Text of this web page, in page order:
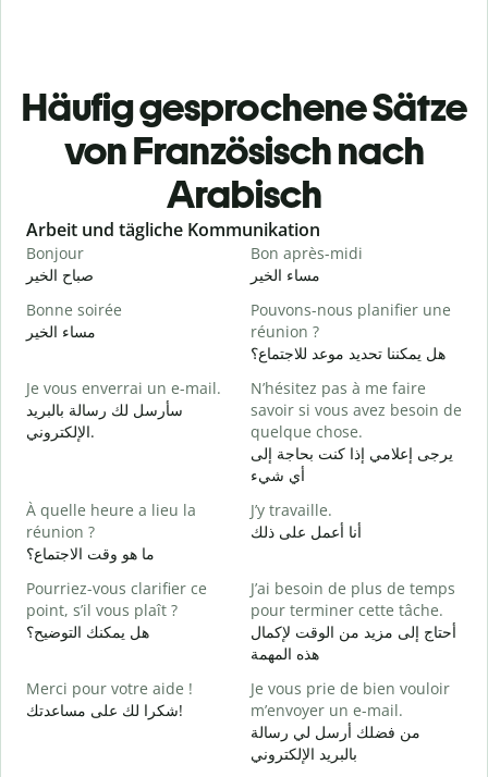
Häufig gesprochene Sätze
von Französisch nach
Arabisch
Slide 1 of 6
Arbeit und tägliche Kommunikation
Bonjour
صباح الخير
Bon après-midi
مساء الخير
Bonne soirée
مساء الخير
Pouvons-nous planifier une
réunion ?
هل يمكننا تحديد موعد للاجتماع؟
Je vous enverrai un e-mail.
سأرسل لك رسالة بالبريد
الإلكتروني.
N’hésitez pas à me faire
savoir si vous avez besoin de
quelque chose.
يرجى إعلامي إذا كنت بحاجة إلى
أي شيء
À quelle heure a lieu la
réunion ?
ما هو وقت الاجتماع؟
J’y travaille.
أنا أعمل على ذلك
Pourriez-vous clarifier ce
point, s’il vous plaît ?
هل يمكنك التوضيح؟
J’ai besoin de plus de temps
pour terminer cette tâche.
أحتاج إلى مزيد من الوقت لإكمال
هذه المهمة
Merci pour votre aide !
شكرا لك على مساعدتك!
Je vous prie de bien vouloir
m’envoyer un e-mail.
من فضلك أرسل لي رسالة
بالبريد الإلكتروني